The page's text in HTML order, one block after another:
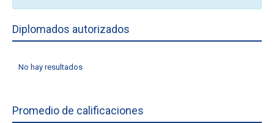
Diplomados autorizados
No hay resultados
Promedio de calificaciones